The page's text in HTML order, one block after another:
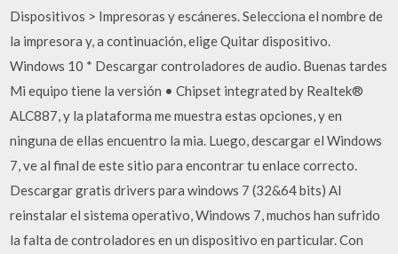
Dispositivos > Impresoras y escáneres. Selecciona el nombre de
la impresora y, a continuación, elige Quitar dispositivo.
Windows 10 * Descargar controladores de audio. Buenas tardes
Mi equipo tiene la versión • Chipset integrated by Realtek®
ALC887, y la plataforma me muestra estas opciones, y en
ninguna de ellas encuentro la mia. Luego, descargar el Windows
7, ve al final de este sitio para encontrar tu enlace correcto.
Descargar gratis drivers para windows 7 (32&64 bits) Al
reinstalar el sistema operativo, Windows 7, muchos han sufrido
la falta de controladores en un dispositivo en particular. Con